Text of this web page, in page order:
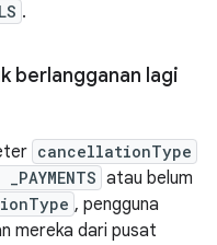
.
berlangganan lagi
cancellationType
_PAYMENTS atau belum
, pengguna
mereka dari pusat